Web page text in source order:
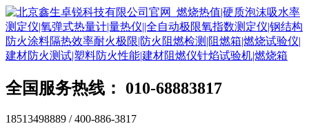
全国服务热线： 010-68883817
18513498889 / 400-886-3817